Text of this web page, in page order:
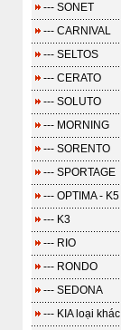
--- SONET
--- CARNIVAL
--- SELTOS
--- CERATO
--- SOLUTO
--- MORNING
--- SORENTO
--- SPORTAGE
--- OPTIMA - K5
--- K3
--- RIO
--- RONDO
--- SEDONA
--- KIA loại khác